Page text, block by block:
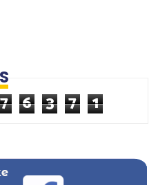
7 6 3 7 1